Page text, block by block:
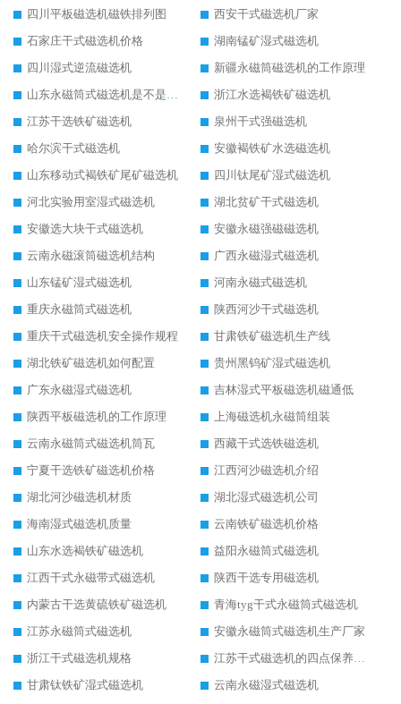
四川平板磁选机磁铁排列图
西安干式磁选机厂家
石家庄干式磁选机价格
湖南锰矿湿式磁选机
四川湿式逆流磁选机
新疆永磁筒磁选机的工作原理
山东永磁筒式磁选机是不是强磁
浙江水选褐铁矿磁选机
江苏干选铁矿磁选机
泉州干式强磁选机
哈尔滨干式磁选机
安徽褐铁矿水选磁选机
山东移动式褐铁矿尾矿磁选机
四川钛尾矿湿式磁选机
河北实验用室湿式磁选机
湖北贫矿干式磁选机
安徽选大块干式磁选机
安徽永磁强磁磁选机
云南永磁滚筒磁选机结构
广西永磁湿式磁选机
山东锰矿湿式磁选机
河南永磁式磁选机
重庆永磁筒式磁选机
陕西河沙干式磁选机
重庆干式磁选机安全操作规程
甘肃铁矿磁选机生产线
湖北铁矿磁选机如何配置
贵州黑钨矿湿式磁选机
广东永磁湿式磁选机
吉林湿式平板磁选机磁通低
陕西平板磁选机的工作原理
上海磁选机永磁筒组装
云南永磁筒式磁选机筒瓦
西藏干式选铁磁选机
宁夏干选铁矿磁选机价格
江西河沙磁选机介绍
湖北河沙磁选机材质
湖北湿式磁选机公司
海南湿式磁选机质量
云南铁矿磁选机价格
山东水选褐铁矿磁选机
益阳永磁筒式磁选机
江西干式永磁带式磁选机
陕西干选专用磁选机
内蒙古干选黄硫铁矿磁选机
青海tyg干式永磁筒式磁选机
江苏永磁筒式磁选机
安徽永磁筒式磁选机生产厂家
浙江干式磁选机规格
江苏干式磁选机的四点保养秘籍
甘肃钛铁矿湿式磁选机
云南永磁湿式磁选机